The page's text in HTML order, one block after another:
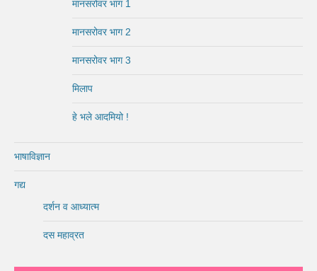
मानसरोवर भाग 1
मानसरोवर भाग 2
मानसरोवर भाग 3
मिलाप
हे भले आदमियो !
भाषाविज्ञान
गद्य
दर्शन व आध्यात्म
दस महाव्रत